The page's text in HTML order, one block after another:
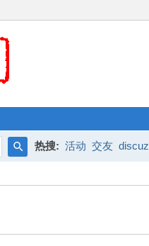
索
热搜: 活动 交友 discuz